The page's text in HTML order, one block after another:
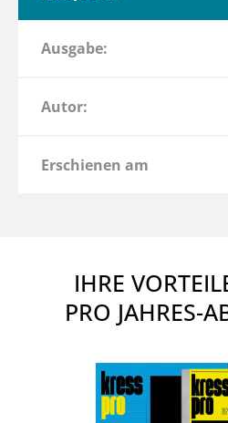
Ausgabe:
Autor:
Erschienen am
IHRE
PRO JAHRES-